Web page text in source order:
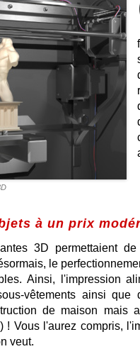
à un prix
3D permettaient
le
Ainsi, l'impression
vêtements ainsi
de maison mais
! Vous l'aurez compris,
veut.